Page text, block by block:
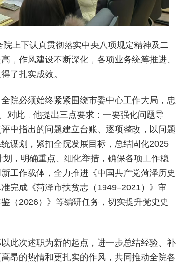
上下认真贯彻落实中央八项规定精神及二
，作风建设不断深化，各项业务统筹推进、
了扎实成效。
院必须始终紧紧围绕市委中心工作大局，忠
对此，他提出三点要求：一要强化问题导
中指出的问题建立台账、逐项整改，以问题
谋划，紧扣全院发展目标，总结固化2025
，明确重点、细化举措，确保各项工作稳
工作载体，全力推进《中国共产党菏泽历史
完成《菏泽市扶贫志（1949–2021）》审
（2026）》等编研任务，切实提升党史史
此次述职为新的起点，进一步总结经验、补
昂的热情和更扎实的作风，共同推动全院各